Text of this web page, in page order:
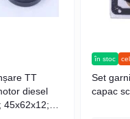
TT
diesel
45x62x12;
în stoc
Set
capac